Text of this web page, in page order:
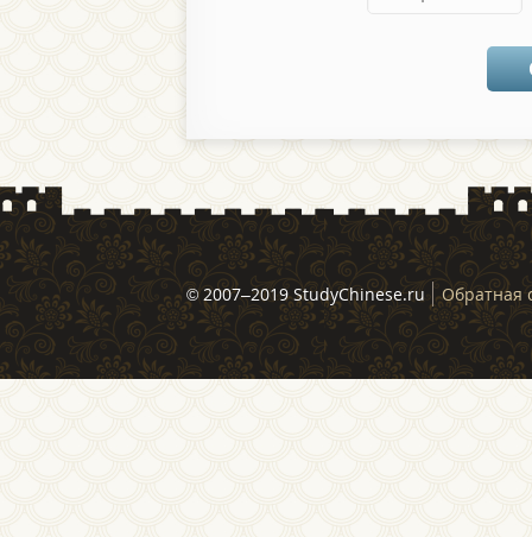
© 2007–2019 StudyChinese.ru Обратная